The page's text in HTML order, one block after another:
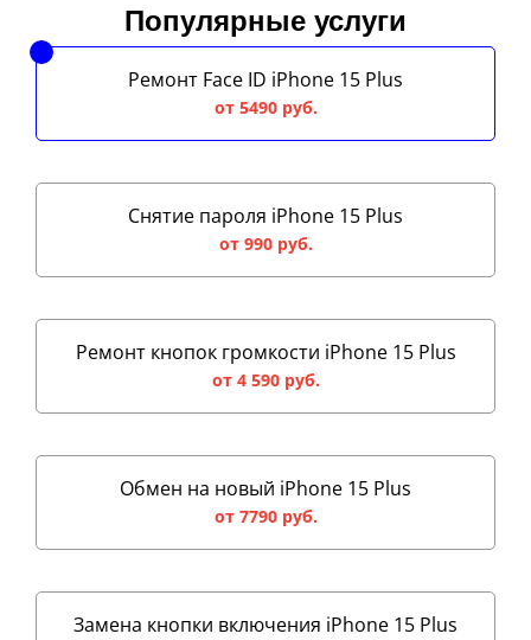
Популярные услуги
Ремонт Face ID iPhone 15 Plus
от 5490 руб.
Снятие пароля iPhone 15 Plus
от 990 руб.
Ремонт кнопок громкости iPhone 15 Plus
от 4 590 руб.
Обмен на новый iPhone 15 Plus
от 7790 руб.
Замена кнопки включения iPhone 15 Plus